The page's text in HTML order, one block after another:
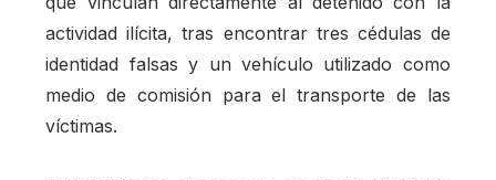
actividad ilícita, tras encontrar tres cédulas de
identidad falsas y un vehículo utilizado como
medio de comisión para el transporte de las
víctimas.